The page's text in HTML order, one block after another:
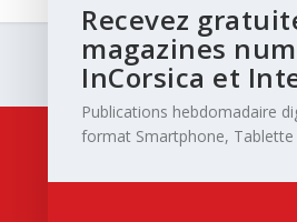
Recevez
magazines
InCorsica et
Publications hebdomadaire
format Smartphone, Tablette